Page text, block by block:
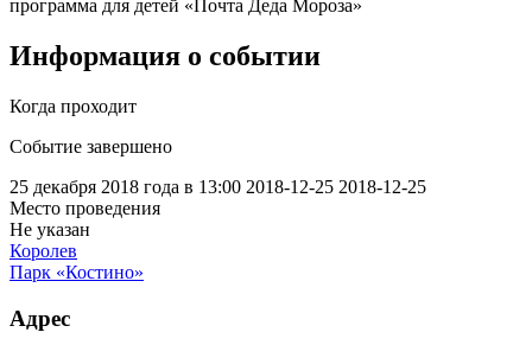
программа для детей «Почта Деда Мороза»
Информация о событии
Когда проходит
Событие завершено
25 декабря 2018 года в 13:00 2018-12-25 2018-12-25
Место проведения
Не указан
Королев
Парк «Костино»
Адрес